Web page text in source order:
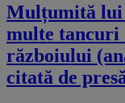
Mulțumită lui
multe tancuri
războiului
citată de